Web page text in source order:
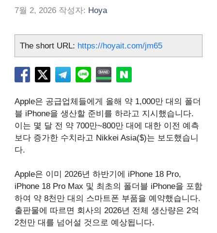
7월 2, 2026 작성자: Hoya
The short URL: https://hoyait.com/jm65
Apple은 공급업체들에게 올해 약 1,000만 대의 폴더
블 iPhone을 생산할 준비를 하라고 지시했습니다.
이는 몇 달 전 약 700만~800만 대에 대한 이전 예측
보다 증가한 수치라고 Nikkei Asia($)는 보도했습니
다.
Apple은 이미 2026년 하반기에 iPhone 18 Pro,
iPhone 18 Pro Max 및 최초의 폴더블 iPhone을 포함
하여 약 8천만 대의 스마트폰 부품을 예약했습니다.
출판물에 따르면 회사의 2026년 전체 생산량은 2억
2천만 대를 넘어설 것으로 예상됩니다.